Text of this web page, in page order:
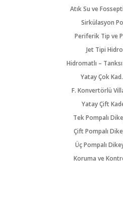
Atık Su ve
Sirkülasyon
Periferik Tip ve
Jet Tipi
Hidromatlı –
Yatay Çok
F. Konvertörlü
Yatay Çift
Tek Pompalı
Çift Pompalı
Üç Pompalı
Koruma ve